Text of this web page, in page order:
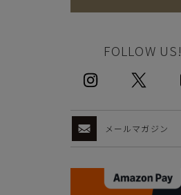
FOLLOW US!
メールマガジン